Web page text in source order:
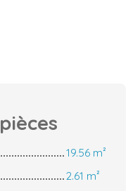
pièces
19.56 m²
2.61 m²